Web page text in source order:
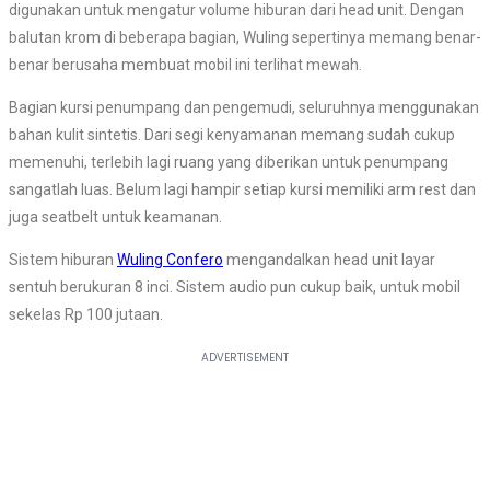
digunakan untuk mengatur volume hiburan dari head unit. Dengan
balutan krom di beberapa bagian, Wuling sepertinya memang benar-
benar berusaha membuat mobil ini terlihat mewah.
Bagian kursi penumpang dan pengemudi, seluruhnya menggunakan
bahan kulit sintetis. Dari segi kenyamanan memang sudah cukup
memenuhi, terlebih lagi ruang yang diberikan untuk penumpang
sangatlah luas. Belum lagi hampir setiap kursi memiliki arm rest dan
juga seatbelt untuk keamanan.
Sistem hiburan Wuling Confero mengandalkan head unit layar
sentuh berukuran 8 inci. Sistem audio pun cukup baik, untuk mobil
sekelas Rp 100 jutaan.